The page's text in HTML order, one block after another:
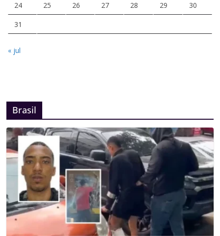
24 25 26 27 28 29 30
31
« jul
Brasil